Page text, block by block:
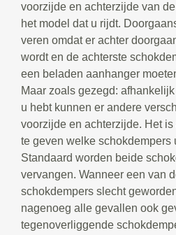
voorzijde en achterzijde van
het model dat u rijdt.
veren omdat er achter
wordt en de achterste
een beladen aanhanger
Maar zoals gezegd:
u hebt kunnen er andere
voorzijde en achterzijde. Het
te geven welke schokdempers
Standaard worden beide
vervangen. Wanneer een van
schokdempers slecht
nagenoeg alle gevallen ook
tegenoverliggende